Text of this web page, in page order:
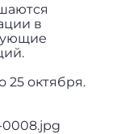
в
25 октября.